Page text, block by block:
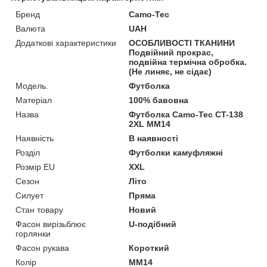
Бренд
Camo-Tec
Валюта
UAH
Додаткові характеристики
ОСОБЛИВОСТІ ТКАНИНИ
Подвійний прокрас,
подвійна термічна обробка.
(Не линяє, не сідає)
Мoдель.
Футболка
Матеріал
100% бавовна
Назва
Футболка Camo-Tec CT-138
2XL MM14
Наявність
В наявності
Розділ
Футболки камуфляжні
Розмір EU
XXL
Сезон
Літо
Силует
Пряма
Стан товару
Новий
Фасон вирізьблює
горлянки
U-подібний
Фасон рукава
Короткий
Колір
MM14